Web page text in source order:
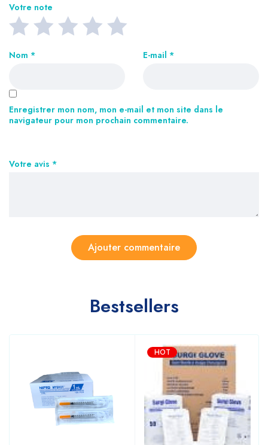
Votre note
Votre avis *
Nom * E-mail *
Enregistrer mon nom, mon e-mail et mon site dans le
navigateur pour mon prochain commentaire.
Bestsellers
HOT